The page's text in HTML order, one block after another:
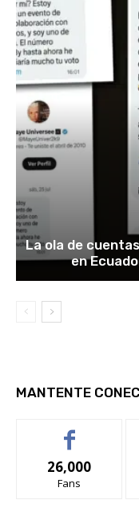
La ola de
en
MANTENTE
26,000
Fans